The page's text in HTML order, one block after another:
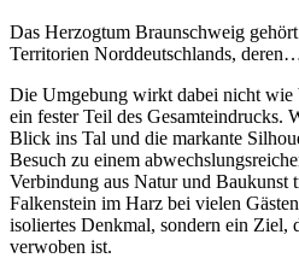
Das Herzogtum Braunschweig
Territorien Norddeutschlands,
Die Umgebung wirkt dabei nicht wie
ein fester Teil des Gesamteindrucks.
Blick ins Tal und die markante
Besuch zu einem
Verbindung aus Natur und Baukunst
Falkenstein im Harz bei vielen
isoliertes Denkmal, sondern ein Ziel,
verwoben ist.